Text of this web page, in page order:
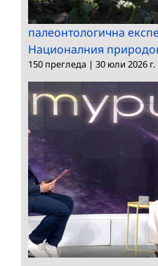
палеонтологична
Националния
150 прегледа | 30 юли 2026 г.